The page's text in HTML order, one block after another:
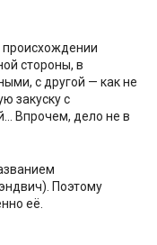
происхождении
стороны, в
с другой — как не
закуску с
Впрочем, дело не в
Поэтому
её.